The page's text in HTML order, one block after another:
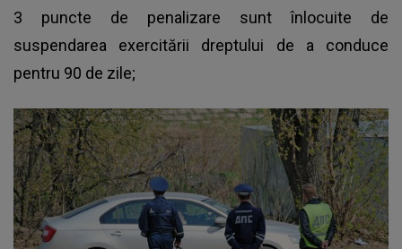
3 puncte de penalizare sunt înlocuite de
suspendarea exercitării dreptului de a conduce
pentru 90 de zile;